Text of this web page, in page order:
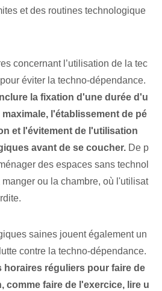
et des routines technologique
concernant l’utilisation de la tec
éviter la techno-dépendance.​
la fixation d'une durée d'u
l'établissement de pé
et l'évitement de l'utilisation
avant de se coucher. De p
des espaces sans technol
ou la chambre, où l'utilisat
saines jouent également un
contre la techno-dépendance.
horaires réguliers pour faire de
comme faire de l'exercice, lire u